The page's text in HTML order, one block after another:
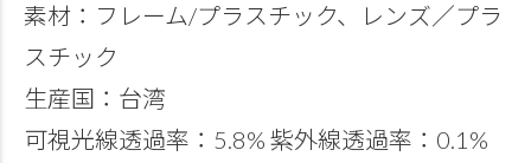
素材：フレーム/プラスチック、レンズ／プラ
スチック
生産国：台湾
可視光線透過率：5.8% 紫外線透過率：0.1%